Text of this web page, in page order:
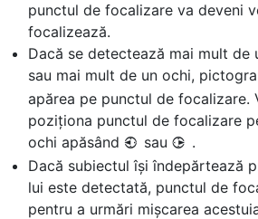
punctul de focalizare va deveni
focalizează.
Dacă se detectează mai mult
sau mai mult de un ochi,
apărea pe punctul de focalizare.
poziționa punctul de focalizare
ochi apăsând 4 sau 2 .
Dacă subiectul își îndepărtează
lui este detectată, punctul de
pentru a urmări mișcarea